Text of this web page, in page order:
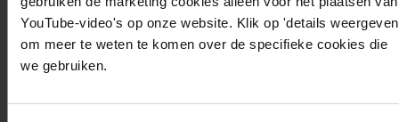
YouTube-video's op onze website. Klik op 'details
om meer te weten te komen over de specifieke cookies die
we gebruiken.